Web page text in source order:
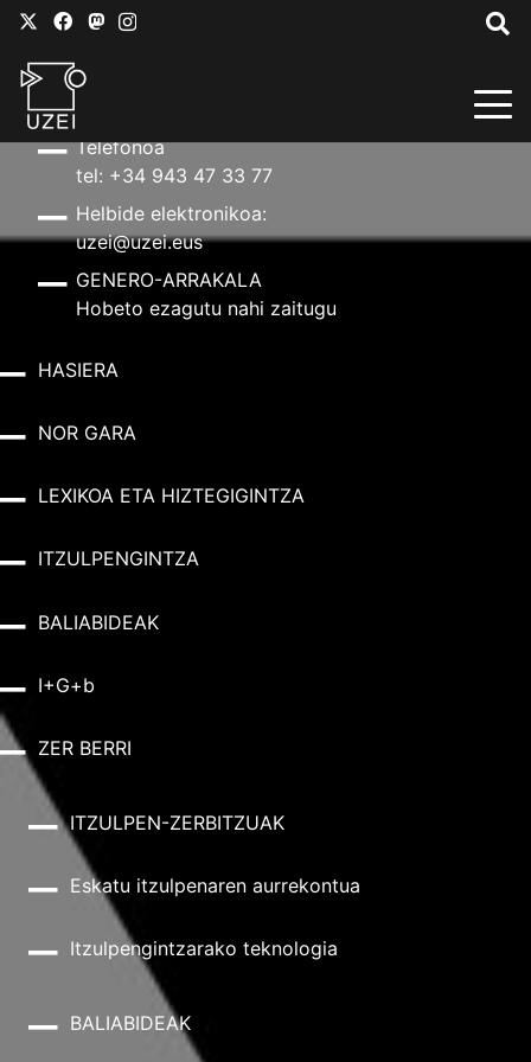
Helbidea
Telefonoa
tel: +34 943 47 33 77
Helbide elektronikoa:
uzei@uzei.eus
GENERO-ARRAKALA
Hobeto ezagutu nahi zaitugu
HASIERA
NOR GARA
LEXIKOA ETA HIZTEGIGINTZA
ITZULPENGINTZA
BALIABIDEAK
I+G+b
ZER BERRI
ITZULPEN-ZERBITZUAK
Eskatu itzulpenaren aurrekontua
Itzulpengintzarako teknologia
BALIABIDEAK